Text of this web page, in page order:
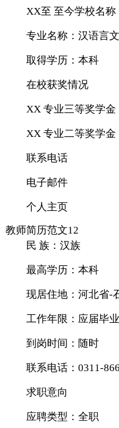
XX至 至今学校名
专业名称：汉语言
取得学历：本科
在校获奖情况
XX 专业三等奖学金
XX 专业二等奖学金
联系电话
电子邮件
个人主页
教师简历范文12
民 族：汉族
最高学历：本科
现居住地：河北省-
工作年限：应届毕
到岗时间：随时
联系电话：0311-
求职意向
应聘类型：全职